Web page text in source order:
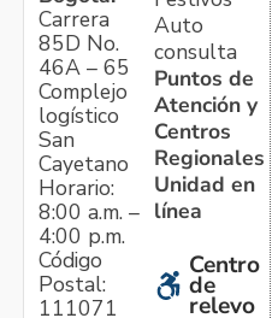
Carrera
85D No.
46A – 65
Complejo
logístico
San
Cayetano
Horario:
8:00 a.m. –
4:00 p.m.
Código
Postal:
111071
Auto
consulta
Puntos de
Atención y
Centros
Regionales
Unidad en
línea
Centro
de
relevo